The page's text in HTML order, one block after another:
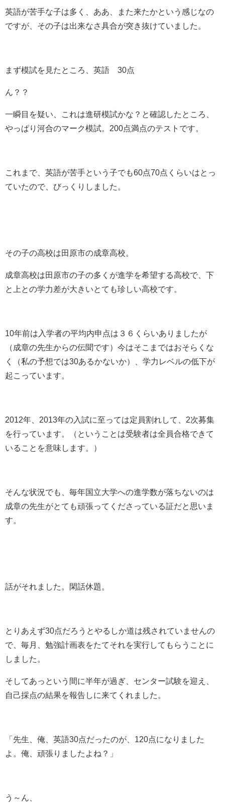
英語が苦手な子は多く、ああ、また来たかという感じなの
ですが、その子は出来なさ具合が突き抜けていました。
まず模試を見たところ、英語 30点
ん？？
一瞬目を疑い、これは進研模試かな？と確認したところ、
やっぱり河合のマーク模試。200点満点のテストです。
これまで、英語が苦手という子でも60点70点くらいはとっ
ていたので、びっくりしました。
その子の高校は田原市の成章高校。
成章高校は田原市の子の多くが進学を希望する高校で、下
と上との学力差が大きいとても珍しい高校です。
10年前は入学者の平均内申点は３６くらいありましたが
（成章の先生からの伝聞です）今はそこまではおそらくな
く（私の予想では30あるかないか）、学力レベルの低下が
起こっています。
2012年、2013年の入試に至っては定員割れして、2次募集
を行っています。（ということは受験者は全員合格できて
いることを意味します。）
そんな状況でも、毎年国立大学への進学数が落ちないのは
成章の先生がとても頑張ってくださっている証だと思いま
す。
話がそれました。閑話休題。
とりあえず30点だろうとやるしか道は残されていませんの
で、毎月、勉強計画表をたてそれを実行してもらうことに
しました。
そしてあっという間に半年が過ぎ、センター試験を迎え、
自己採点の結果を報告しに来てくれました。
「先生、俺、英語30点だったのが、120点になりました
よ。俺、頑張りましたよね？」
う～ん、